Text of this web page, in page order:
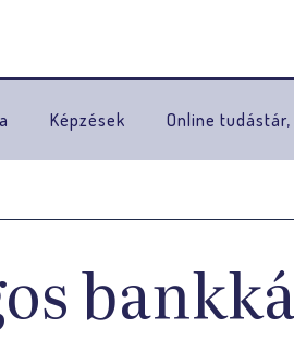
Képzések Online